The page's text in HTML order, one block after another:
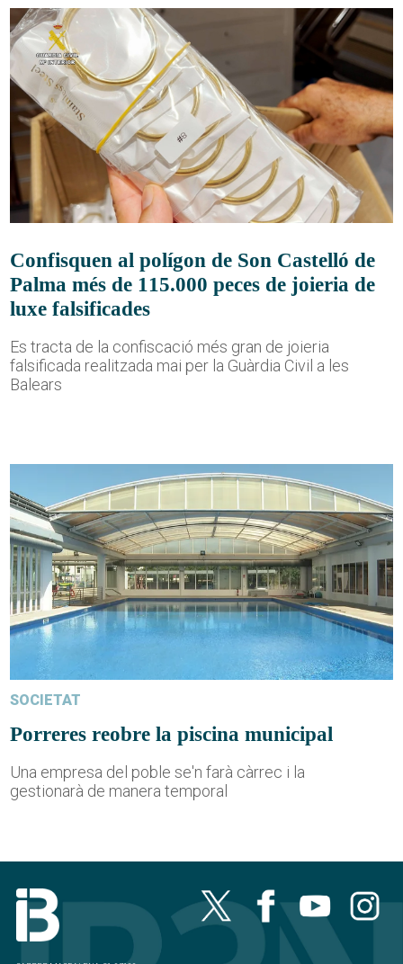
Confisquen al polígon de Son Castelló de
Palma més de 115.000 peces de joieria de
luxe falsificades
Es tracta de la confiscació més gran de joieria
falsificada realitzada mai per la Guàrdia Civil a les
Balears
SOCIETAT
Porreres reobre la piscina municipal
Una empresa del poble se'n farà càrrec i la
gestionarà de manera temporal